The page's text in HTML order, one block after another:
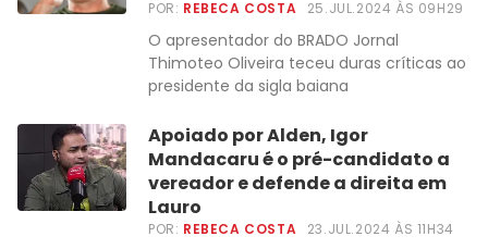
POR: REBECA COSTA 25.JUL.2024 ÀS 09H29
O apresentador do BRADO Jornal
Thimoteo Oliveira teceu duras críticas ao
presidente da sigla baiana
Apoiado por Alden, Igor
Mandacaru é o pré-candidato a
vereador e defende a direita em
Lauro
POR: REBECA COSTA 23.JUL.2024 ÀS 11H34